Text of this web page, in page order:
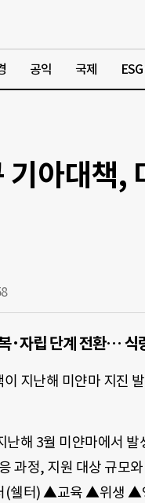
공익 국제
기아대책,
·자립 단계 전환… 식
지난해 미얀마 지진
난해 3월 미얀마에서
과정, 지원 대상 규모
쉘터) ▲교육 ▲위생 ▲